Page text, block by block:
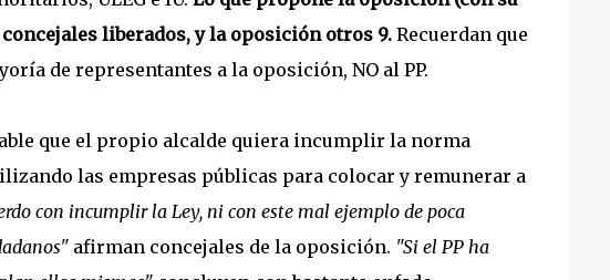
liberados, y la oposición otros 9.Recuerdan que
de representantes a la oposición, NO al PP.
que el propio alcalde quiera incumplir la norma
las empresas públicas para colocar y remunerar a
con incumplir la Ley, ni con este mal ejemplo de poca
afirman concejales de la oposición. "Si el PP ha